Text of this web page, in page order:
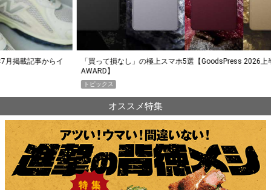
イ
「買って損なし」の極上スマホ5選【GoodsPress 2026上半期
薄着
オススメ特集